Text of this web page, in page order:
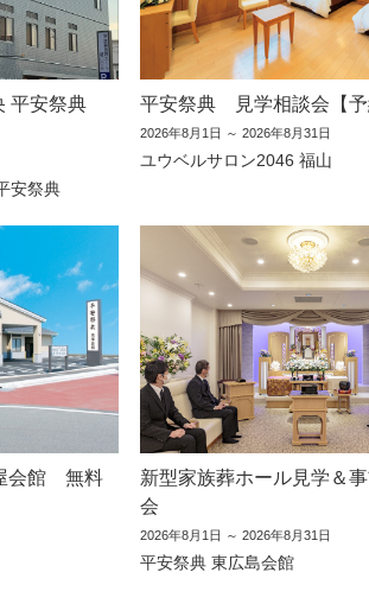
平安祭典
安祭典
平安祭典 見学相談会【予
2026年8月1日 ～ 2026年8月31日
ユウベルサロン2046 福山
会館 無料
新型家族葬ホール見学＆
会
2026年8月1日 ～ 2026年8月31日
平安祭典 東広島会館